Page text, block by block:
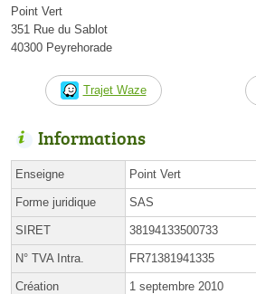
Point Vert
351 Rue du Sablot
40300 Peyrehorade
Trajet Waze
Informations
Enseigne Point Vert
Forme juridique SAS
SIRET 38194133500733
N° TVA Intra. FR71381941335
Création 1 septembre 2010